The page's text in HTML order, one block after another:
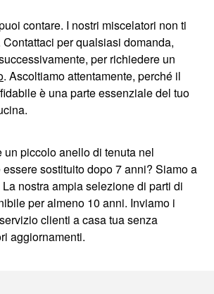
contare. I nostri miscelatori non ti
per qualsiasi domanda,
per richiedere un
. Ascoltiamo attentamente, perché il
è una parte essenziale del tuo
un piccolo anello di tenuta nel
sostituito dopo 7 anni? Siamo a
nostra ampia selezione di parti di
per almeno 10 anni. Inviamo i
clienti a casa tua senza
aggiornamenti.